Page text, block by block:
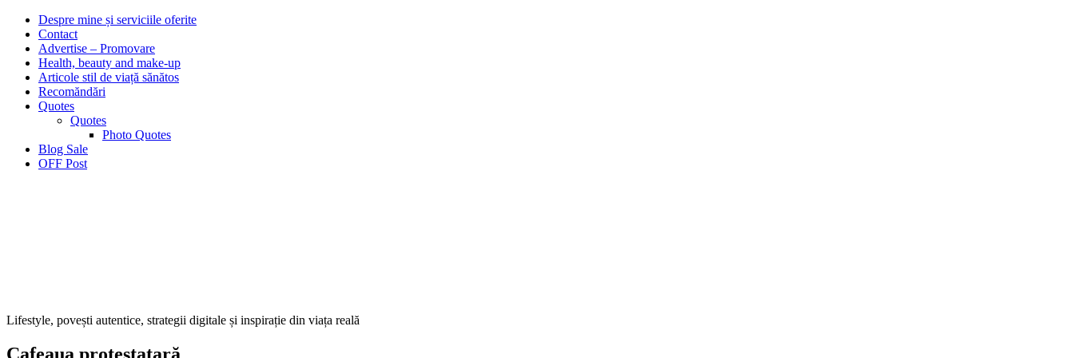
Despre mine și serviciile oferite
Contact
Advertise – Promovare
Health, beauty and make-up
Articole stil de viață sănătos
Recomăndări
Quotes
Quotes
Photo Quotes
Blog Sale
OFF Post
Lifestyle, povești autentice, strategii digitale și inspirație din viața reală